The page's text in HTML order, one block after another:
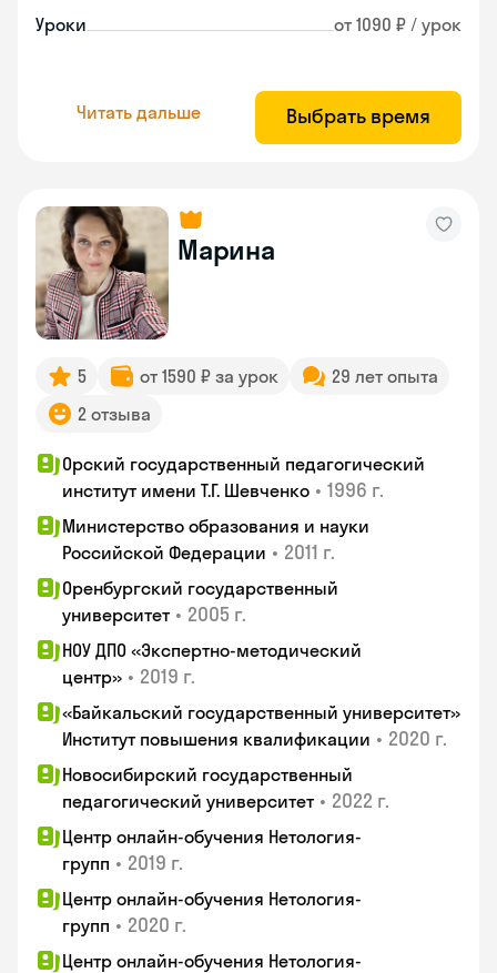
Уроки от 1090 ₽ / урок
Читать дальше Выбрать время
Марина
5 от 1590 ₽ за урок
29 лет опыта
2 отзыва
Орский государственный педагогический
институт имени Т.Г. Шевченко • 1996 г.
Министерство образования и науки
Российской Федерации • 2011 г.
Оренбургский государственный
университет • 2005 г.
НОУ ДПО «Экспертно-методический
центр» • 2019 г.
«Байкальский государственный университет»
Институт повышения квалификации • 2020 г.
Новосибирский государственный
педагогический университет • 2022 г.
Центр онлайн-обучения Нетология-
групп • 2019 г.
Центр онлайн-обучения Нетология-
групп • 2020 г.
Центр онлайн-обучения Нетология-